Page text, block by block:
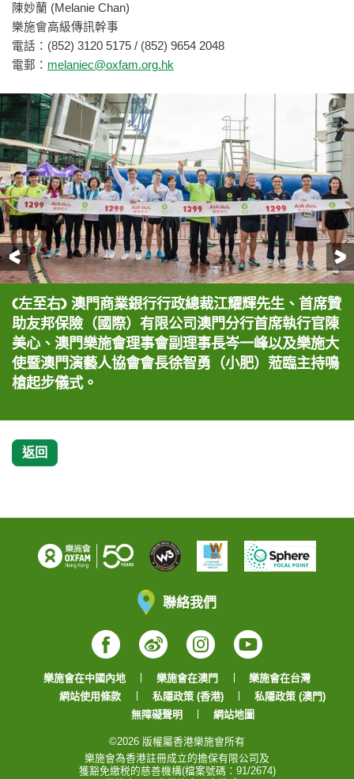
陳妙蘭 (Melanie Chan)
樂施會高級傳訊幹事
電話：(852) 3120 5175 / (852) 9654 2048
電郵： melaniec@oxfam.org.hk
前一頁
(左至右) 澳門商業銀行行政總裁江耀輝先生、首席贊
助友邦保險（國際）有限公司澳門分行首席執行官陳
美心、澳門樂施會理事會副理事長岑一峰以及樂施大
使暨澳門演藝人協會會長徐智勇（小肥）蒞臨主持鳴
槍起步儀式。
鳴槍起步儀式後，「樂施競跑旅遊塔」正式開始！
友邦保險(國際)有限公司澳門分行首席執行官陳美心
身體力行挑戰隊際接力競跑，與同事組成競跑隊伍A
Team。圖為她登上61樓終點衝線一刻。
澳門演藝人協會今年聯同香港演藝人組成兩支隊伍參
加「隊際接力競跑」。
(左至右) 四人一隊的「隊際接力競跑」由澳門綜合運
動協會以7分15秒跑畢全程，勇奪冠軍。
「個人競跑」男子組全塔61層冠軍由蘇為慶奪得，以
7分04秒完成賽事，並破大會紀錄。
「個人競跑」女子組全塔61層冠軍由黃潔梅奪得，以
11分03秒完成賽事。
(左至右) 澳門電訊有限公司企業傳訊助理經理韋旑芯
聯同樂施會籌募總監張岩頒發眾籌大獎第一名予得獎
者。
「樂施競跑旅遊塔」圓滿結束，樂施會代表、一眾嘉
賓及各得獎者一同合照。
返回
聯絡我們
Facebook
WeiboInstagram
YouTube
樂施會在中國內地 樂施會在澳門
樂施會在台灣
網站使用條款
私隱政策 (香港)
私隱政策 (澳門)
無障礙聲明
網站地圖
©2026 版權屬香港樂施會所有
樂施會為香港註冊成立的擔保有限公司及
獲豁免繳税的慈善機構(檔案號碼：91/2674)